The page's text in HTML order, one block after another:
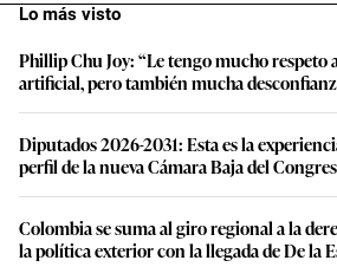
Lo más visto
Phillip Chu Joy: “Le tengo mucho respeto
artificial, pero también mucha
Diputados 2026-2031: Esta es la
perfil de la nueva Cámara Baja del
Colombia se suma al giro regional a la
la política exterior con la llegada de De la